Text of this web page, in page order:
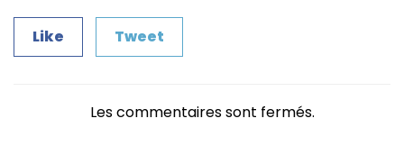
Like Tweet
Les commentaires sont fermés.